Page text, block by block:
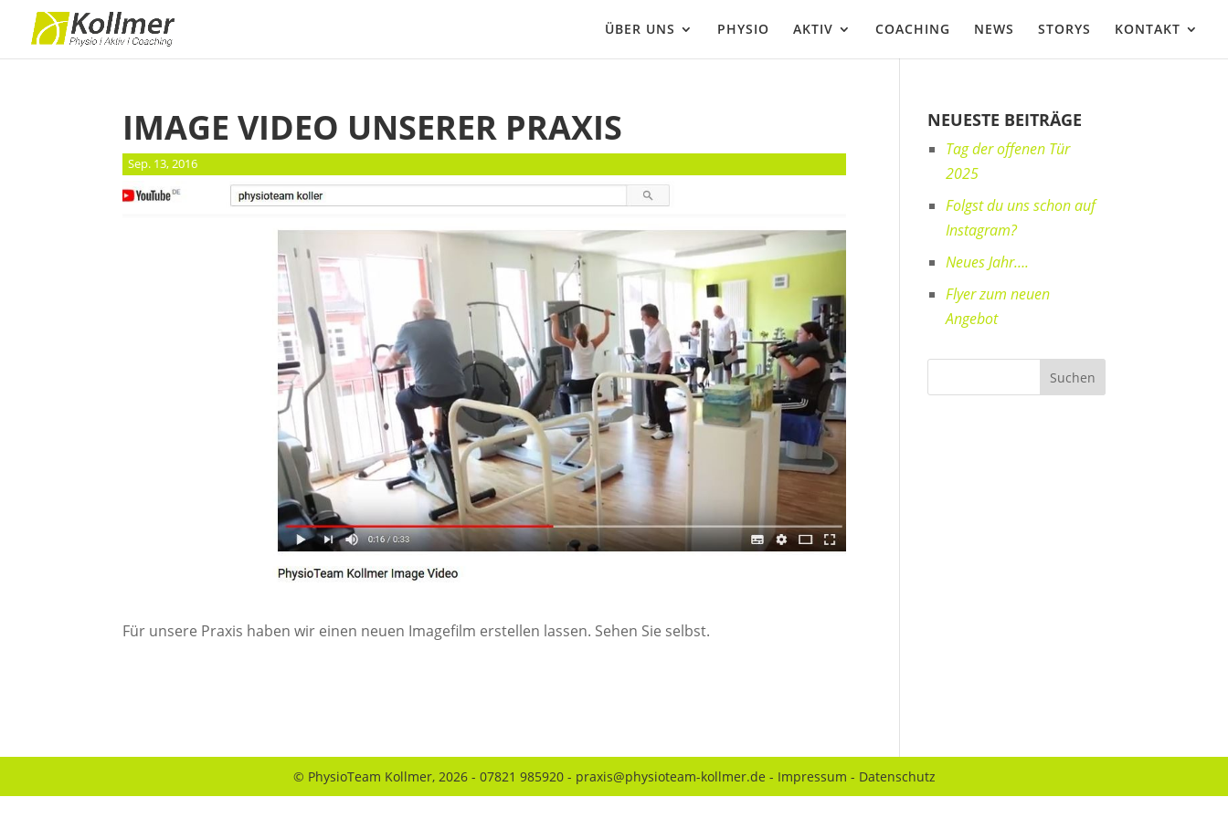
ÜBER UNS PHYSIO AKTIV COACHING NEWS STORYS KONTAKT
IMAGE VIDEO UNSERER PRAXIS
Sep. 13, 2016
Für unsere Praxis haben wir einen neuen Imagefilm erstellen lassen. Sehen Sie selbst.
NEUESTE BEITRÄGE
Tag der offenen Tür
2025
Folgst du uns schon auf
Instagram?
Neues Jahr….
Flyer zum neuen
Angebot
© PhysioTeam Kollmer, 2026- 07821 985920 - praxis@physioteam-kollmer.de - Impressum - Datenschutz